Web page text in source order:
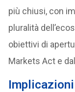
più chiusi, con
pluralità
obiettivi di
Markets Act e dal